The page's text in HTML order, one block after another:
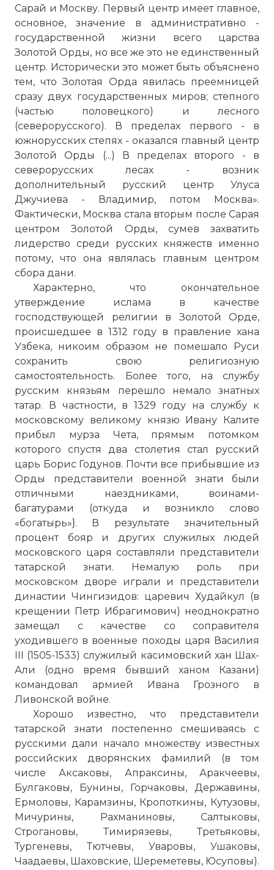
Сарай и Москву. Первый центр имеет главное,
основное, значение в административно -
государственной жизни всего царства
Золотой Орды, но все же это не единственный
центр. Исторически это может быть объяснено
тем, что Золотая Орда явилась преемницей
сразу двух государственных миров; степного
(частью половецкого) и лесного
(северорусского). В пределах первого - в
южнорусских степях - оказался главный центр
Золотой Орды (...) В пределах второго - в
северорусских лесах - возник
дополнительный русский центр Улуса
Джучиева - Владимир, потом Москва».
Фактически, Москва стала вторым после Сарая
центром Золотой Орды, сумев захватить
лидерство среди русских княжеств именно
потому, что она являлась главным центром
сбора дани.
Характерно, что окончательное
утверждение ислама в качестве
господствующей религии в Золотой Орде,
происшедшее в 1312 году в правление хана
Узбека, никоим образом не помешало Руси
сохранить свою религиозную
самостоятельность. Более того, на службу
русским князьям перешло немало знатных
татар. В частности, в 1329 году на службу к
московскому великому князю Ивану Калите
прибыл мурза Чета, прямым потомком
которого спустя два столетия стал русский
царь Борис Годунов. Почти все прибывшие из
Орды представители военной знати были
отличными наездниками, воинами-
багатурами (откуда и возникло слово
«богатырь»}. В результате значительный
процент бояр и других служилых людей
московского царя составляли представители
татарской знати. Heмалую роль при
московском дворе играли и представители
династии Чингизидов: царевич Худайкул (в
крещении Петр Ибрагимович) неоднократно
замещал с качестве со соправителя
уходившего в военные походы царя Василия
III (1505-1533) служилый касимовский хан Шах-
Али (одно время бывший ханом Казани)
командовал армией Ивана Грозного в
Ливонской войне.
Хорошо известно, что представители
татарской знати постепенно смешиваясь с
русскими дали начало множеству известных
российских дворянских фамилий (в том
числе Аксаковы, Апраксины, Аракчеевы,
Булгаковы, Бунины, Горчаковы, Державины,
Ермоловы, Карамзины, Кропоткины, Кутузовы,
Мичурины, Рахманиновы, Салтыковы,
Строгановы, Тимирязевы, Третьяковы,
Тургеневы, Тютчевы, Уваровы, Ушаковы,
Чаадаевы, Шаховские, Шереметевы, Юсуповы).
☓